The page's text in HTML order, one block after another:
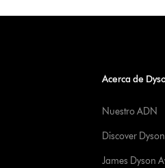
Acerca de
Nuestro ADN
Discover Dyson
James Dyson